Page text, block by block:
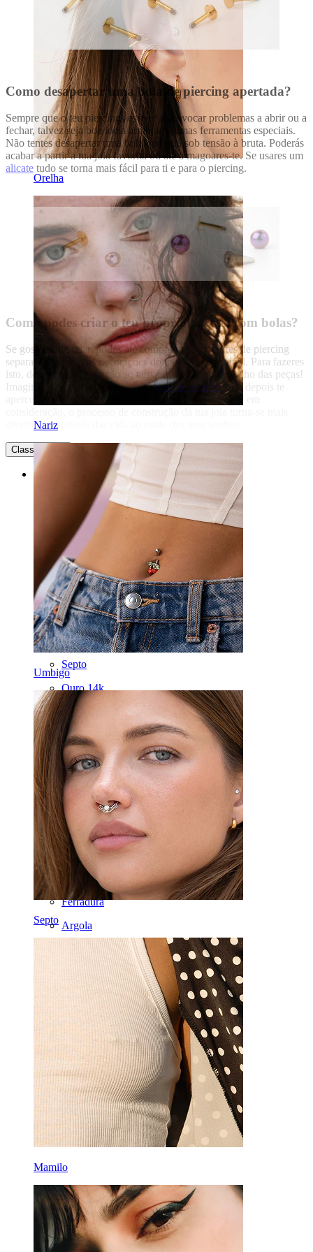
Orelha
Nariz
Umbigo
Septo
Mamilo
Como desapertar uma bola de piercing apertada?
Sempre que o teu piercings estiver a provocar problemas a abrir ou a
fechar, talvez seja boa ideia arranjares umas ferramentas especiais.
Não tentes desapertar uma bola que está sob tensão à bruta. Poderás
acabar a partir a tua joia favorita ou até a magoares-te. Se usares um
alicate tudo se torna mais fácil para ti e para o piercing.
Como podes criar o teu próprio barbell com bolas?
Se gostares de criar, podes até comprar apenas partes de piercing
separadas e juntar as decorações do teu design original. Para fazeres
isto, deves prestar atenção ao tamanho e ao tipo de fecho das peças!
Imagina que te apaixonas por umpico decorativoe só depois te
divertido e poderás dar vida ao estilo dos teus sonhos.
Classificação
Categorias
Umbigo
Lábio
Mamilo
Industrial
Dermal
Helix
Orelha
Septo
Ouro 14k
Fake Piercings
Labret
Língua
Nariz
Tragos
Barbell
Rook
Ferradura
Argola
Ferramentas
Bananas
Lóbulo
Titânio